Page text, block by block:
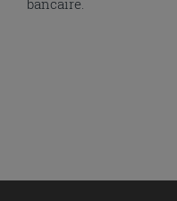
bancaire.